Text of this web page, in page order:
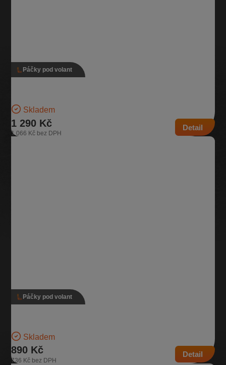
Páčky pod volant
Skladem
1 290 Kč
1 066 Kč
Detail
Páčky pod volant
Skladem
890 Kč
736 Kč
Detail